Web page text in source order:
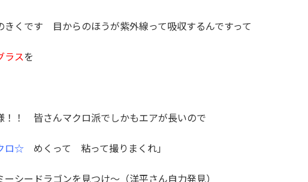
きくです 目からのほうが紫外線って吸収するんですって
ラスを
！！ 皆さんマクロ派でしかもエアが長いので
ロ☆ めくって 粘って撮りまくれ」
シードラゴンを見つけ～（洋平さん自力発見）